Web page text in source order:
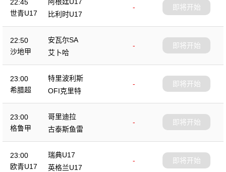
22:45
世青U17
-
比利时U17
即将开始
22:50
沙地甲
安瓦尔SA
-
艾卜哈
即将开始
23:00
希腊超
特里波利斯
-
OFI克里特
即将开始
23:00
格鲁甲
哥里迪拉
-
古泰斯鱼雷
即将开始
23:00
欧青U17
瑞典U17
-
英格兰U17
即将开始